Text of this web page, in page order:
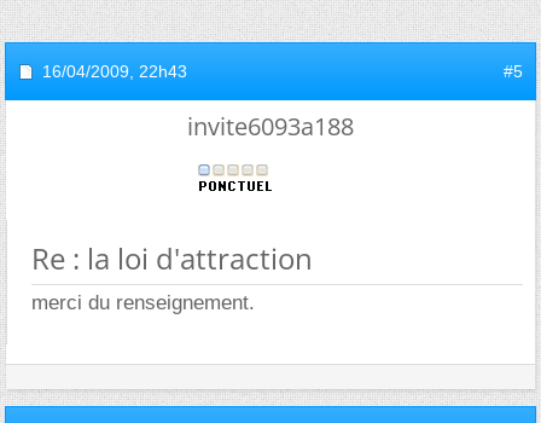
16/04/2009, 22h43 #5
invite6093a188
Re : la loi d'attraction
merci du renseignement.